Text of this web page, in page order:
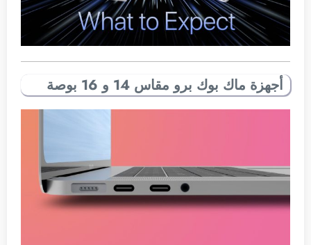
أجهزة ماك بوك برو مقاس 14 و 16 بوصة